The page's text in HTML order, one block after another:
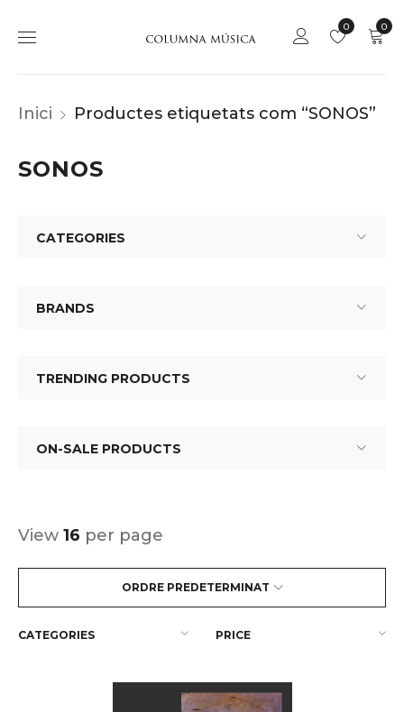
0
0
Inici Productes etiquetats com “SONOS”
SONOS
CATEGORIES
BRANDS
TRENDING PRODUCTS
ON-SALE PRODUCTS
ORDRE PREDETERMINAT
View 16 per page
CATEGORIES PRICE